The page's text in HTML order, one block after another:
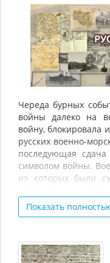
Русско-
японская
война
1904-
1905
гг.
Череда бурных
войны далеко на
войну, блокировала
русских военно-
последующая сдача
символом войны.
из которых были
одной из причин
российскую
обернулась для
утратой
Показать